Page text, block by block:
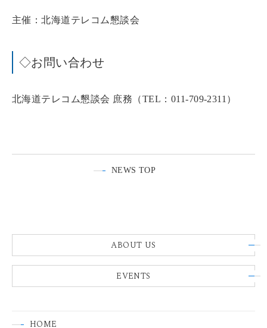
主催：北海道テレコム懇談会
◇お問い合わせ
北海道テレコム懇談会 庶務（TEL：011-709-2311）
NEWS TOP
ABOUT US
EVENTS
HOME